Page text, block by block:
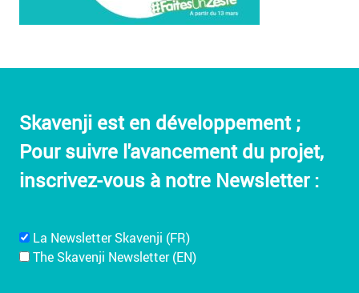
Skavenji est en développement ;
Pour suivre l'avancement du projet,
inscrivez-vous à notre Newsletter :
La Newsletter Skavenji (FR)
The Skavenji Newsletter (EN)